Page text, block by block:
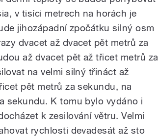
v tisíci metrech na horách je
jihozápadní zpočátku silný osm
dvacet až dvacet pět metrů za
až dvacet pět až třicet metrů za
na velmi silný třináct až
pět metrů za sekundu, na
sekundu. K tomu bylo vydáno i
k zesilování větru. Velmi
rychlosti devadesát až sto